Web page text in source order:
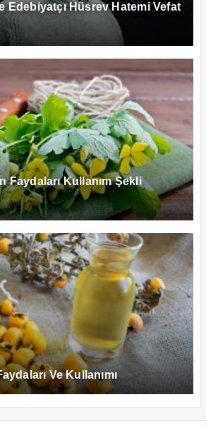
Edebiyatçı Hüsrev Hatemi Vefat
Faydaları Kullanım Şekli
Ve Kullanımı